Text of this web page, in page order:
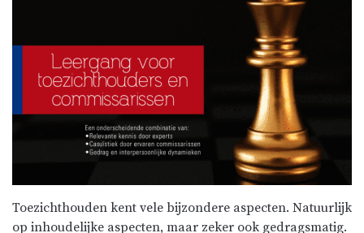
Toezichthouden kent vele bijzondere aspecten. Natuurlijk
op inhoudelijke aspecten, maar zeker ook gedragsmatig.